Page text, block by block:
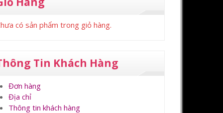
có sản phẩm trong giỏ hàng.
Tin Khách Hàng
Đơn hàng
Địa chỉ
Thông tin khách hàng